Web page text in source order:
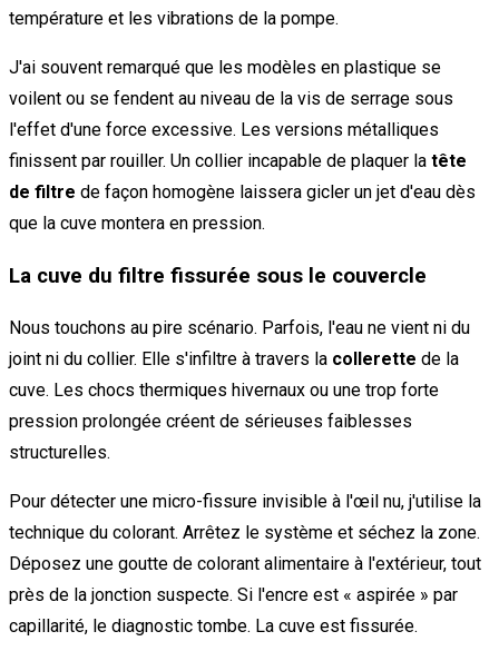
température et les vibrations de la pompe.
J'ai souvent remarqué que les modèles en plastique se
voilent ou se fendent au niveau de la vis de serrage sous
l'effet d'une force excessive. Les versions métalliques
finissent par rouiller. Un collier incapable de plaquer la tête
de filtre de façon homogène laissera gicler un jet d'eau dès
que la cuve montera en pression.
La cuve du filtre fissurée sous le couvercle
Nous touchons au pire scénario. Parfois, l'eau ne vient ni du
joint ni du collier. Elle s'infiltre à travers la collerette de la
cuve. Les chocs thermiques hivernaux ou une trop forte
pression prolongée créent de sérieuses faiblesses
structurelles.
Pour détecter une micro-fissure invisible à l'œil nu, j'utilise la
technique du colorant. Arrêtez le système et séchez la zone.
Déposez une goutte de colorant alimentaire à l'extérieur, tout
près de la jonction suspecte. Si l'encre est « aspirée » par
capillarité, le diagnostic tombe. La cuve est fissurée.